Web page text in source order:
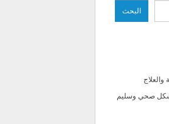
البحث
بشكل صحي وسليم